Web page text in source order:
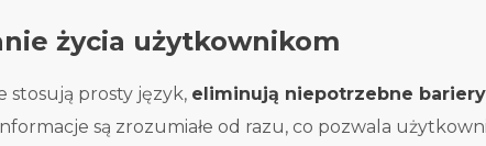
życia użytkownikom
stosują prosty język, eliminują niepotrzebne
są zrozumiałe od razu, co pozwala